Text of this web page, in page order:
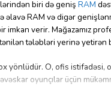
biri də geniş RAM
əlavə RAM və digər
imkan verir. Mağazamız
tələbləri yerinə yetirən
yönlüdür. O, ofis istifadəsi,
oyunçılar üçün